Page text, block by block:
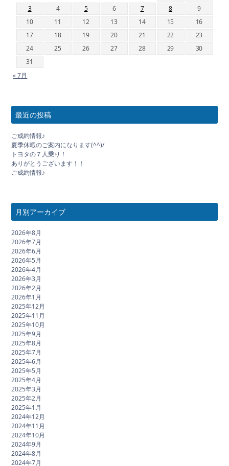
3
4 5 6 7 8
9
10
11 12 13 14 15
16
17
18 19 20 21 22
23
24
25 26 27 28 29
30
31
« 7月
最近の投稿
ご成約情報♪
夏季休暇のご案内になります(^^)/
トヨタの７人乗り！
ありがとうございます！！
ご成約情報♪
月別アーカイブ
2026年8月
2026年7月
2026年6月
2026年5月
2026年4月
2026年3月
2026年2月
2026年1月
2025年12月
2025年11月
2025年10月
2025年9月
2025年8月
2025年7月
2025年6月
2025年5月
2025年4月
2025年3月
2025年2月
2025年1月
2024年12月
2024年11月
2024年10月
2024年9月
2024年8月
2024年7月